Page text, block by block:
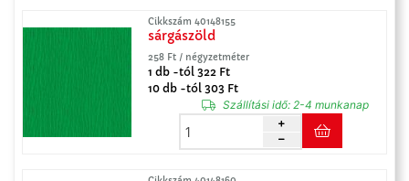
Cikkszám 40148155
sárgászöld
258 Ft / négyzetméter
1 db -tól 322 Ft
10 db -tól 303 Ft
Szállítási idő:2-4 munkanap